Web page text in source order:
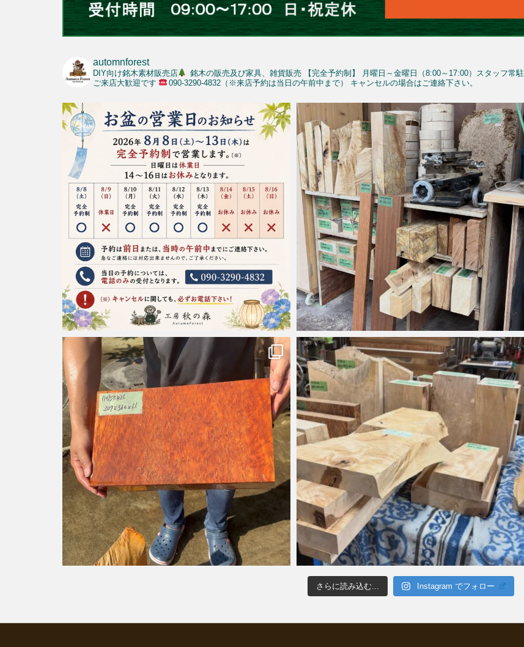
automnforest
DIY向け銘木素材販売店 銘木の販売及び家具、雑貨販売 【完全予約制】 月曜日～金曜日（8:00～17:00）スタッフ常駐
ご来店大歓迎です
090-3290-4832（※来店予約は当日の午前中まで） キャンセルの場合はご連絡下さい。
さらに読み込む... Instagram でフォロー